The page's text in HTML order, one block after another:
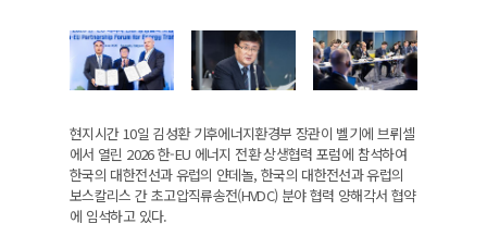
현지시간 10일 김성환 기후에너지환경부 장관이 벨기에 브뤼셀
에서 열린 2026 한-EU 에너지 전환 상생협력 포럼에 참석하여
한국의 대한전선과 유럽의 얀데놀, 한국의 대한전선과 유럽의
보스칼리스 간 초고압직류송전(HVDC) 분야 협력 양해각서 협약
에 임석하고 있다.